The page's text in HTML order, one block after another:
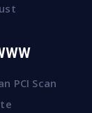
PCI Scan